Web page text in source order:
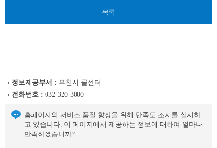
목록
정보제공부서 : 부천시 콜센터
전화번호 : 032-320-3000
홈페이지의 서비스 품질 향상을 위해 만족도 조사를 실시하
고 있습니다. 이 페이지에서 제공하는 정보에 대하여 얼마나
만족하셨습니까?